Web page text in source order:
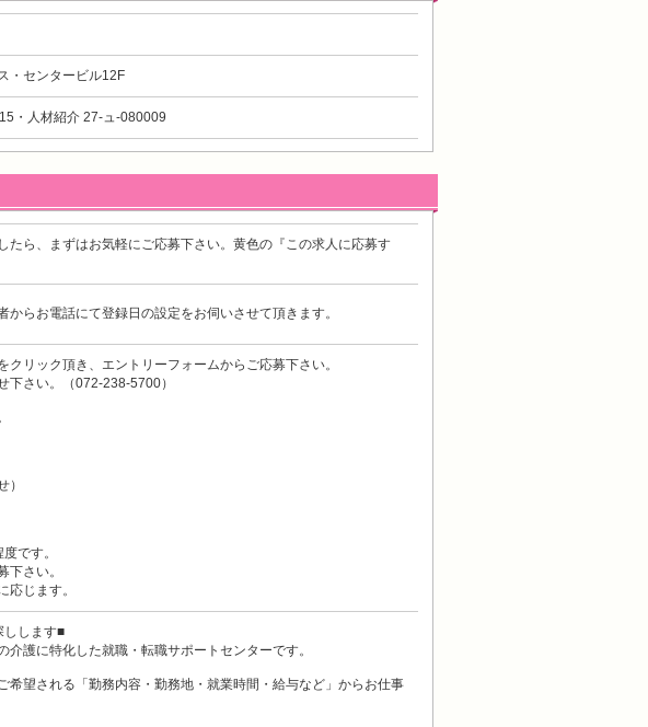
・センタービル12F
・人材紹介 27-ュ-080009
たら、まずはお気軽にご応募下さい。黄色の『この求人に応募す
らお電話にて登録日の設定をお伺いさせて頂きます。
クリック頂き、エントリーフォームからご応募下さい。
下さい。（072-238-5700）
）
です。
さい。
じます。
しします■
介護に特化した就職・転職サポートセンターです。
希望される「勤務内容・勤務地・就業時間・給与など」からお仕事